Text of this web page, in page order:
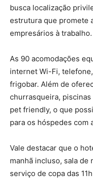
busca localização
estrutura que promete
empresários à trabalho.
As 90 acomodações
internet Wi-Fi,
frigobar. Além de
churrasqueira,
pet friendly, o que
para os hóspedes com
Vale destacar que o
manhã incluso, sala
serviço de copa das